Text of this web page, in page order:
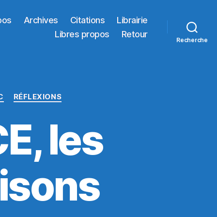
Archives Citations
Librairie
Libres propos
Retour
Recherche
RÉFLEXIONS
les